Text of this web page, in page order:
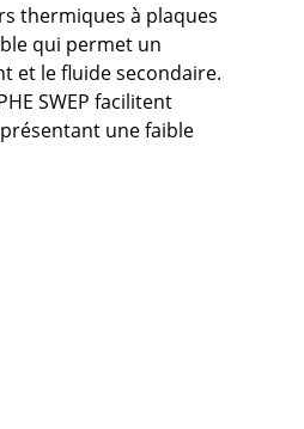
thermiques à plaques
qui permet un
et le fluide secondaire.
SWEP facilitent
une faible